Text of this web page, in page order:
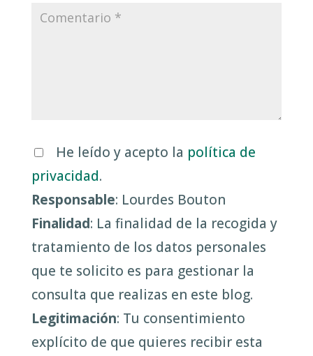
He leído y acepto la política de
privacidad.
Responsable: Lourdes Bouton
Finalidad: La finalidad de la recogida y
tratamiento de los datos personales
que te solicito es para gestionar la
consulta que realizas en este blog.
Legitimación: Tu consentimiento
explícito de que quieres recibir esta